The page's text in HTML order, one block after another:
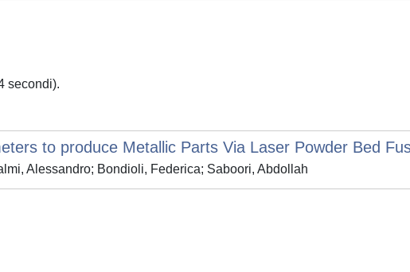
secondi).
to produce Metallic Parts Via Laser Powder Bed
Alessandro; Bondioli, Federica; Saboori, Abdollah